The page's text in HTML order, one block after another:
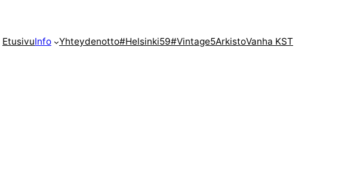
EtusivuInfo Yhteydenotto#Helsinki59#Vintage5ArkistoVanha KST